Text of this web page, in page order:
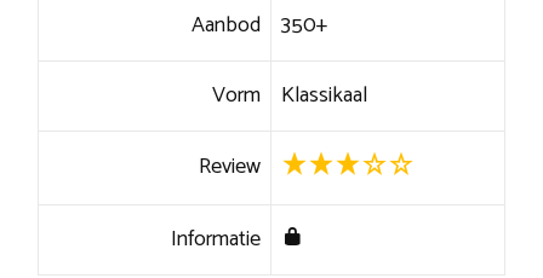
Aanbod 350+
Vorm Klassikaal
Review
Informatie